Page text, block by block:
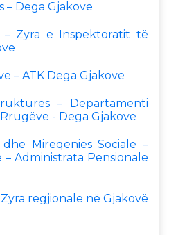
– Dega Gjakove
– Zyra e Inspektoratit të
– ATK Dega Gjakove
– Departamenti
- Dega Gjakove
Mirëqenies Sociale –
Administrata Pensionale
regjionale në Gjakovë